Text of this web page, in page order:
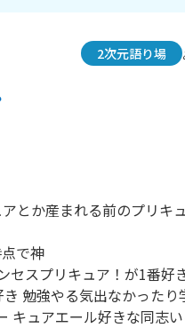
2次元語り場
とか産まれる前のプリキ
で神
セスプリキュア！が1番好
勉強やる気出なかったり
キュアエール好きな同志い